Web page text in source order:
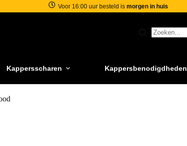
Voor 16:00 uur besteld ismorgen in huis
Kappersscharen Kappersbenodigdheden